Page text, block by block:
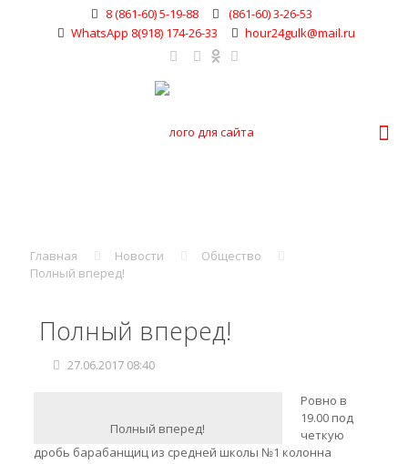
8 (861-60) 5-19-88
(861-60) 3-26-53
WhatsApp 8(918) 174-26-33
hour24gulk@mail.ru
Главная Новости
Общество
Полный вперед!
Полный вперед!
27.06.2017 08:40
Полный вперед!
Ровно в
19.00 под
четкую
дробь барабанщиц из средней школы №1 колонна